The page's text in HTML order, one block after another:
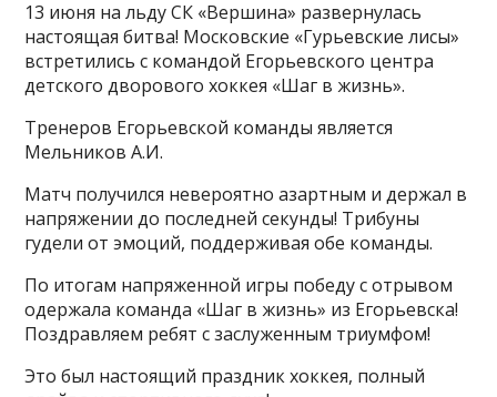
13 июня на льду СК «Вершина» развернулась
настоящая битва! Московские «Гурьевские лисы»
встретились с командой Егорьевского центра
детского дворового хоккея «Шаг в жизнь».
Тренеров Егорьевской команды является
Мельников А.И.
Матч получился невероятно азартным и держал в
напряжении до последней секунды! Трибуны
гудели от эмоций, поддерживая обе команды.
По итогам напряженной игры победу с отрывом
одержала команда «Шаг в жизнь» из Егорьевска!
Поздравляем ребят с заслуженным триумфом!
Это был настоящий праздник хоккея, полный